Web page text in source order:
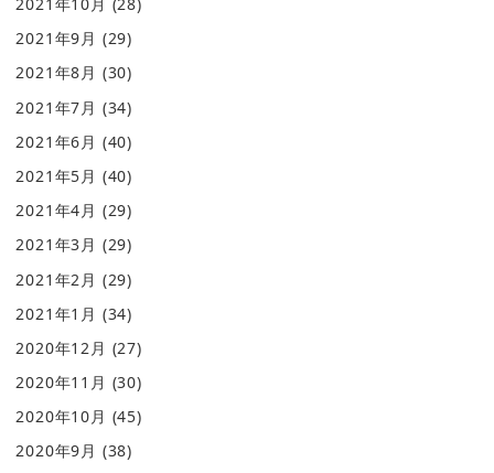
2021年9月 (29)
2021年8月 (30)
2021年7月 (34)
2021年6月 (40)
2021年5月 (40)
2021年4月 (29)
2021年3月 (29)
2021年2月 (29)
2021年1月 (34)
2020年12月 (27)
2020年11月 (30)
2020年10月 (45)
2020年9月 (38)